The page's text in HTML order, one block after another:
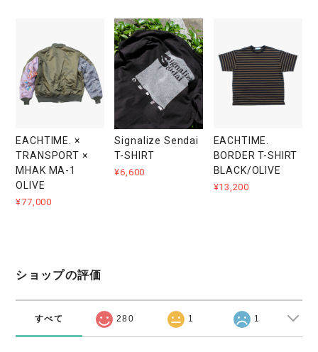
EACHTIME. ×
TRANSPORT ×
MHAK MA-1
OLIVE
¥77,000
Signalize Sendai
T-SHIRT
¥6,600
EACHTIME.
BORDER T-SHIRT
BLACK/OLIVE
¥13,200
ショップの評価
すべて 280 1 1